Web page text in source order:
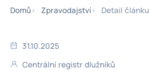
Domů Zpravodajství Detail článku
31.10.2025
Centrální registr dlužníků